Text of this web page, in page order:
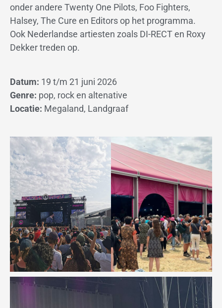
onder andere Twenty One Pilots, Foo Fighters,
Halsey, The Cure en Editors op het programma.
Ook Nederlandse artiesten zoals DI-RECT en Roxy
Dekker treden op.
Datum: 19 t/m 21 juni 2026
Genre: pop, rock en altenative
Locatie: Megaland, Landgraaf